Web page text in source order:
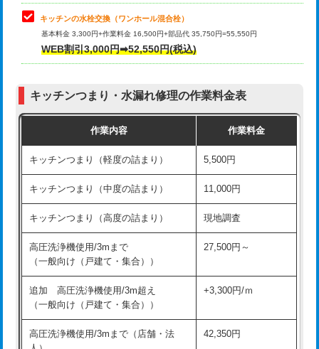
用（追加）/3ｍ超え)
給水管工事※（ライニング鋼管・銅
管・ポリ管・HT管使用/3ｍまで)
44,000円
管・ポリ管・HT管使用/3ｍ超え)
排水管工事（土の掘削・埋め戻し作
11,000円~
排水管工事（排水管工事/3ｍまで） 55,000円
排水管工事（追加 排水管工事/3ｍ超
+11,000円
マス交換（深さ50㎝未満）
マス交換（深さ50㎝以上） 66,000円
コンクリート斫り（厚さ10㎝まで）
お風呂タンク脱着
その他部品の脱着
式・ワンホール）)
交換・取付(排水栓・排水トラップ
22,000円+材料費
持込商品取付（単水栓）
持込商品取付（混合水栓） 16,500円
キッチンの水栓交換（ワンホール混合栓）
基本料金 3,300円+作業料金 16,500円+部品代 35,750円=55,550円
WEB割引3,000円➡52,550円(税込)
キッチンつまり・水漏れ修理の作業料金表
作業内容 作業料金
キッチンつまり（軽度の詰まり） 5,500円
キッチンつまり（中度の詰まり） 11,000円
キッチンつまり（高度の詰まり） 現地調査
高圧洗浄機使用/3mまで
（一般向け（戸建て・集合））
27,500円～
追加 高圧洗浄機使用/3m超え
（一般向け（戸建て・集合））
+3,300円/ｍ
高圧洗浄機使用/3mまで（店舗・法
42,350円